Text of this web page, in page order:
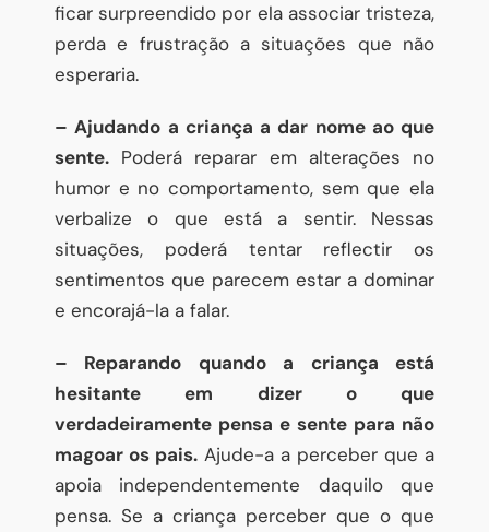
ficar surpreendido por ela associar tristeza,
perda e frustração a situações que não
esperaria.
– Ajudando a criança a dar nome ao que
sente. Poderá reparar em alterações no
humor e no comportamento, sem que ela
verbalize o que está a sentir. Nessas
situações, poderá tentar reflectir os
sentimentos que parecem estar a dominar
e encorajá-la a falar.
– Reparando quando a criança está
hesitante em dizer o que
verdadeiramente pensa e sente para não
magoar os pais. Ajude-a a perceber que a
apoia independentemente daquilo que
pensa. Se a criança perceber que o que